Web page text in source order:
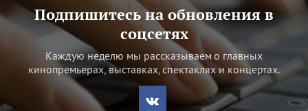
Подпишитесь на обновления в
соцсетях
Каждую неделю мы рассказываем о главных
кинопремьерах, выставках, спектаклях и концертах.